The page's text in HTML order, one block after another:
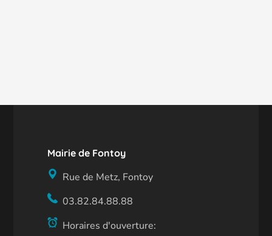
Mairie de Fontoy
Rue de Metz, Fontoy
03.82.84.88.88
Horaires d'ouverture: